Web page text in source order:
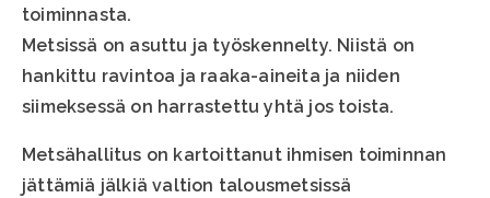
toiminnasta.
Metsissä on asuttu ja työskennelty. Niistä on
hankittu ravintoa ja raaka-aineita ja niiden
siimeksessä on harrastettu yhtä jos toista.
Metsähallitus on kartoittanut ihmisen toiminnan
jättämiä jälkiä valtion talousmetsissä